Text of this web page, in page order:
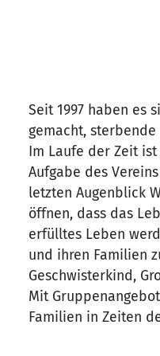
Seit 1997 haben es
gemacht,
Im Laufe der Zeit
Aufgabe des
letzten Augenblick
öffnen, dass das
erfülltes Leben
und ihren Familien
Geschwisterkind,
Mit
Familien in Zeiten